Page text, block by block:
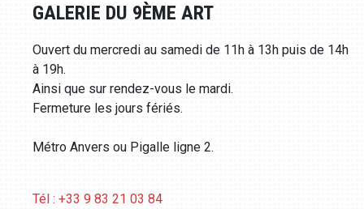
GALERIE DU 9ÈME ART
Ouvert du mercredi au samedi de 11h à 13h puis de 14h
à 19h.
Ainsi que sur rendez-vous le mardi.
Fermeture les jours fériés.
Métro Anvers ou Pigalle ligne 2.
Tél : +33 9 83 21 03 84